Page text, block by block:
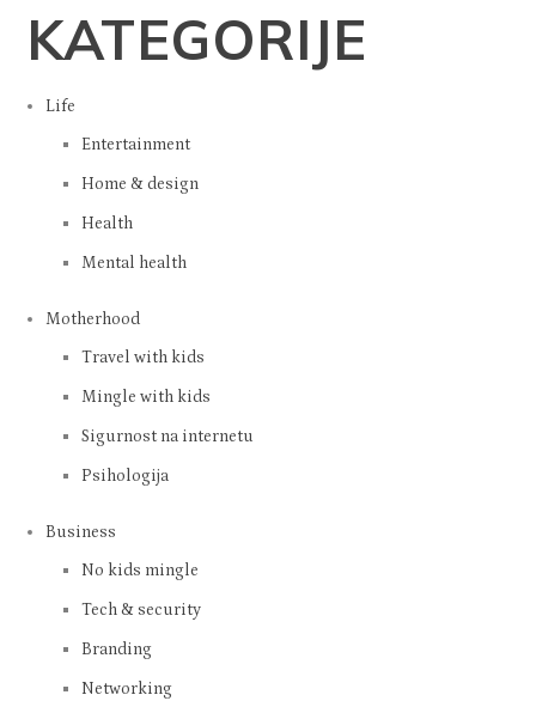
KATEGORIJE
Life
Entertainment
Home & design
Health
Mental health
Motherhood
Travel with kids
Mingle with kids
Sigurnost na internetu
Psihologija
Business
No kids mingle
Tech & security
Branding
Networking